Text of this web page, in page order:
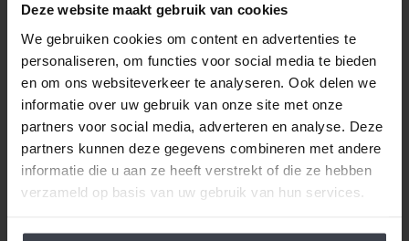
Deze website maakt gebruik van cookies
We gebruiken cookies om content en advertenties te
personaliseren, om functies voor social media te bieden
en om ons websiteverkeer te analyseren. Ook delen we
informatie over uw gebruik van onze site met onze
partners voor social media, adverteren en analyse. Deze
partners kunnen deze gegevens combineren met andere
informatie die u aan ze heeft verstrekt of die ze hebben
verzameld op basis van uw gebruik van hun services.
beoordeeld met een 9.7
Dagelijks tevreden
klanten met stucwerk!
Laat ook uw woning voorzien van een frisse
en moderne look.